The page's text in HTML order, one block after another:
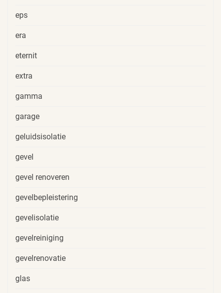
eps
era
eternit
extra
gamma
garage
geluidsisolatie
gevel
gevel renoveren
gevelbepleistering
gevelisolatie
gevelreiniging
gevelrenovatie
glas